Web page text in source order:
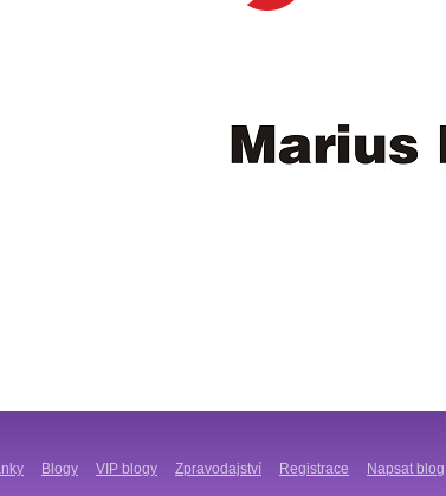
Blogy VIP blogy Zpravodajství Registrace Napsat blog